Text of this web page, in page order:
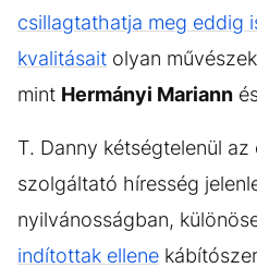
csillagtathatja meg eddig
kvalitásait olyan
mint Hermányi Mariann
T. Danny kétségtelenül
szolgáltató híresség
nyilvánosságban,
indítottak ellene